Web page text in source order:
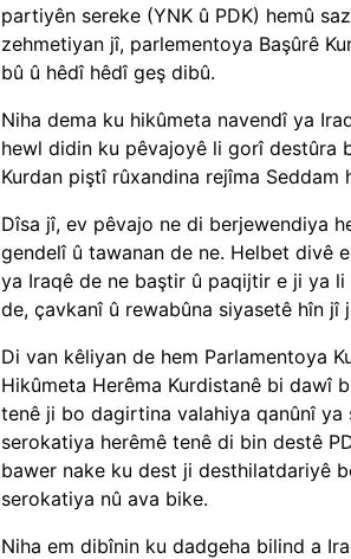
partiyên sereke (YNK û PDK) hemû
zehmetiyan jî, parlementoya Başûrê
bû û hêdî hêdî geş dibû.
Niha dema ku hikûmeta navendî ya
hewl didin ku pêvajoyê li gorî destûra
Kurdan piştî rûxandina rejîma
Dîsa jî, ev pêvajo ne di berjewendiya
gendelî û tawanan de ne. Helbet divê
ya Iraqê de ne baştir û paqijtir e ji ya
de, çavkanî û rewabûna siyasetê hîn
Di van kêliyan de hem Parlamentoya
Hikûmeta Herêma Kurdistanê bi dawî
tenê ji bo dagirtina valahiya qanûnî
serokatiya herêmê tenê di bin destê
bawer nake ku dest ji desthilatdariyê
serokatiya nû ava bike.
Niha em dibînin ku dadgeha bilind a